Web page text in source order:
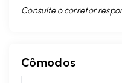
Consulte o corretor
Cômodos